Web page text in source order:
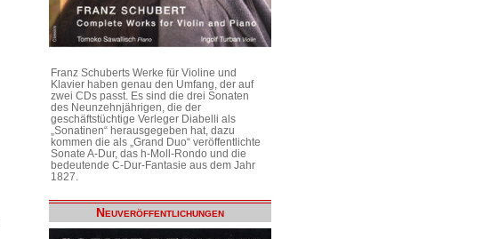
Franz Schuberts Werke für Violine und
Klavier haben genau den Umfang, der auf
zwei CDs passt. Es sind die drei Sonaten
des Neunzehnjährigen, die der
geschäftstüchtige Verleger Diabelli als
„Sonatinen“ herausgegeben hat, dazu
kommen die als „Grand Duo“ veröffentlichte
Sonate A-Dur, das h-Moll-Rondo und die
bedeutende C-Dur-Fantasie aus dem Jahr
1827.
Neuveröffentlichungen